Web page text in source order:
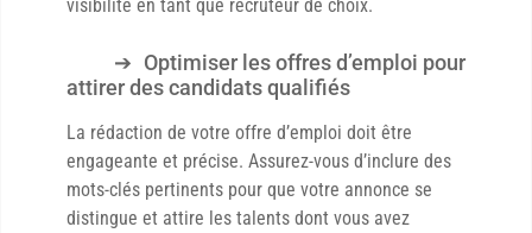
visibilité en tant que recruteur de choix.
Optimiser les offres d’emploi pour
attirer des candidats qualifiés
La rédaction de votre offre d’emploi doit être
engageante et précise. Assurez-vous d’inclure des
mots-clés pertinents pour que votre annonce se
distingue et attire les talents dont vous avez